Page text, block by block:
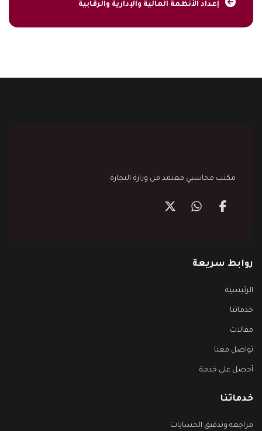
إعداد الأنظمة المالية والإدارية والرقابية
مكتب محاسبي معتمد من وزارة التجارة
روابط سريعة
الرئيسية
خدماتنا
مقالات
تواصل معنا
أحصل علي خدمة
خدماتنا
مراجعه وتدقيق الحسابات